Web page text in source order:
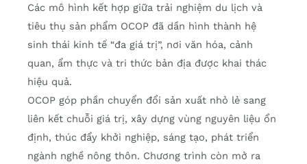
Các mô hình kết hợp giữa trải nghiệm du lịch và
tiêu thụ sản phẩm OCOP đã dần hình thành hệ
sinh thái kinh tế “đa giá trị”, nơi văn hóa, cảnh
quan, ẩm thực và tri thức bản địa được khai thác
hiệu quả.
OCOP góp phần chuyển đổi sản xuất nhỏ lẻ sang
liên kết chuỗi giá trị, xây dựng vùng nguyên liệu ổn
định, thúc đẩy khởi nghiệp, sáng tạo, phát triển
ngành nghề nông thôn. Chương trình còn mở ra